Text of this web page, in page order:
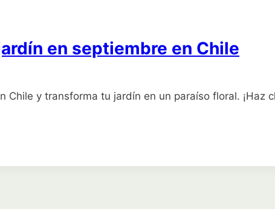
en septiembre en Chile
y transforma tu jardín en un paraíso floral. ¡Haz